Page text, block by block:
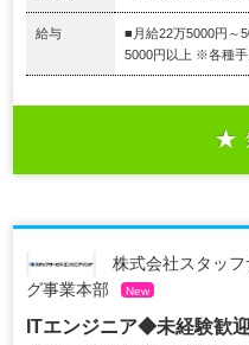
給与
■月給22万5000円～
5000円以上 ※各種手
株式会社スタッ
グ事業本部
New
ITエンジニア◆未経験歓